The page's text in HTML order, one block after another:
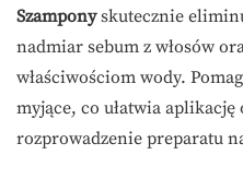
Szamponyskutecznie
nadmiar sebum z włosów
właściwościom wody.
myjące, co ułatwia
rozprowadzenie preparatu